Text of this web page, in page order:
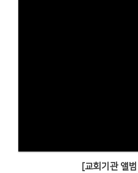
[교회기관 앨